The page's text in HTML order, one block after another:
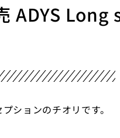
ADYS
ションのチオリです。